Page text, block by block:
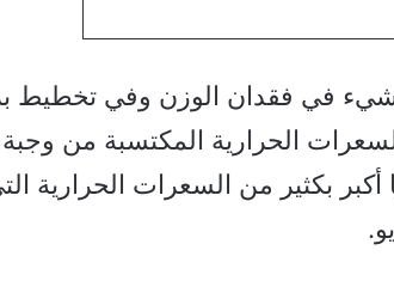
شيء في فقدان الوزن وفي تخطيط
أكبر بكثير من السعرات الحرارية